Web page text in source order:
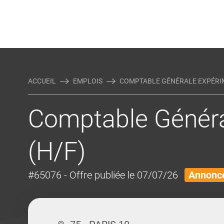
ACCUEIL EMPLOIS COMPTABLE GÉNÉRALE
Comptable
(H/F)
#65076 - Offre publiée le 07/07/26